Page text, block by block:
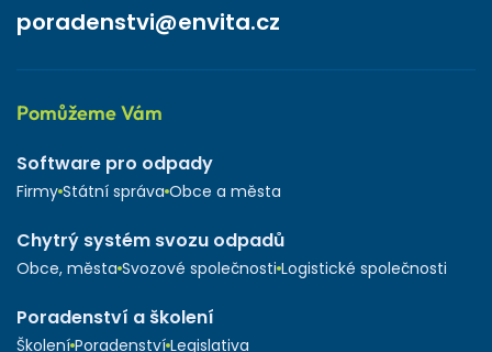
poradenstvi@envita.cz
Pomůžeme Vám
Software pro odpady
Firmy Státní správa Obce a města
Chytrý systém svozu odpadů
Obce, města Svozové společnosti Logistické společnosti
Poradenství a školení
Školení Poradenství Legislativa